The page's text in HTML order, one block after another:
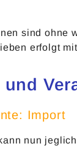
sind ohne
erfolgt
und
Import
nun